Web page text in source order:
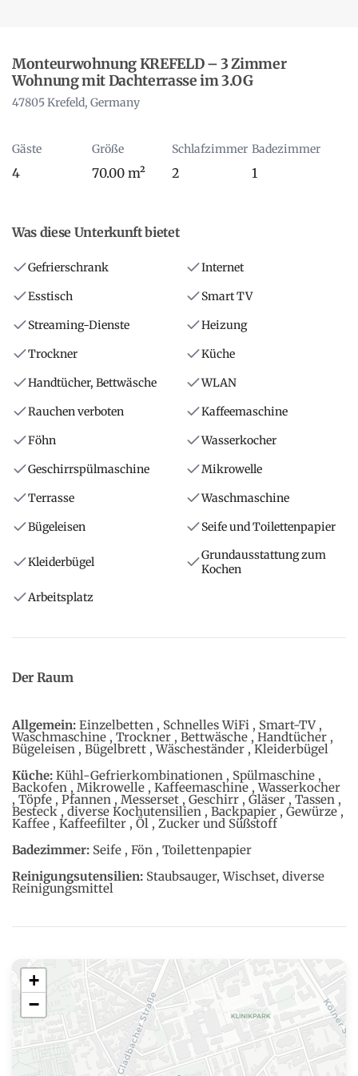
Monteurwohnung KREFELD – 3 Zimmer
Wohnung mit Dachterrasse im 3.OG
47805 Krefeld, Germany
Gäste
4
Größe
70.00 m²
Schlafzimmer
2
Badezimmer
1
Was diese Unterkunft bietet
Gefrierschrank
Internet
Esstisch
Smart TV
Streaming-Dienste
Heizung
Trockner
Küche
Handtücher, Bettwäsche
WLAN
Rauchen verboten
Kaffeemaschine
Föhn
Wasserkocher
Geschirrspülmaschine
Mikrowelle
Terrasse
Waschmaschine
Bügeleisen
Seife und Toilettenpapier
Kleiderbügel
Grundausstattung zum
Kochen
Arbeitsplatz
Der Raum
Allgemein: Einzelbetten , Schnelles WiFi , Smart-TV ,
Waschmaschine , Trockner , Bettwäsche , Handtücher ,
Bügeleisen , Bügelbrett , Wäscheständer , Kleiderbügel
Küche: Kühl-Gefrierkombinationen , Spülmaschine ,
Backofen , Mikrowelle , Kaffeemaschine , Wasserkocher
, Töpfe , Pfannen , Messerset , Geschirr , Gläser , Tassen ,
Besteck , diverse Kochutensilien , Backpapier , Gewürze ,
Kaffee , Kaffeefilter , Öl , Zucker und Süßstoff
Badezimmer: Seife , Fön , Toilettenpapier
Reinigungsutensilien: Staubsauger, Wischset, diverse
Reinigungsmittel
+
−